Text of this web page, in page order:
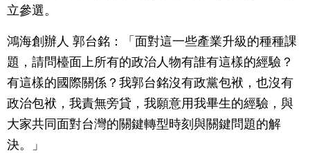
立參選。
鴻海創辦人 郭台銘：「面對這一些產業升級的種種課
題，請問檯面上所有的政治人物有誰有這樣的經驗？
有這樣的國際關係？我郭台銘沒有政黨包袱，也沒有
政治包袱，我責無旁貸，我願意用我畢生的經驗，與
大家共同面對台灣的關鍵轉型時刻與關鍵問題的解
決。」